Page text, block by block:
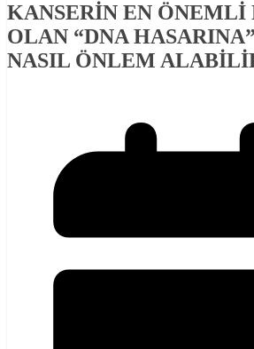
KANSERİN EN ÖNEMLİ
OLAN “DNA
NASIL ÖNLEM